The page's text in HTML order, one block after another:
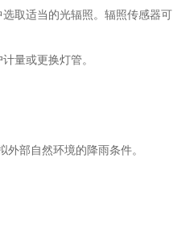
取适当的光辐照。辐照传感器可
量或更换灯管。
部自然环境的降雨条件。